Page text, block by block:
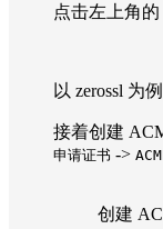
点击左上角的
以 zerossl 为
接着创建
申请证书 ->
创建